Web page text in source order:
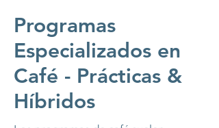
Programas
Especializados en
Café - Prácticas &
Híbridos